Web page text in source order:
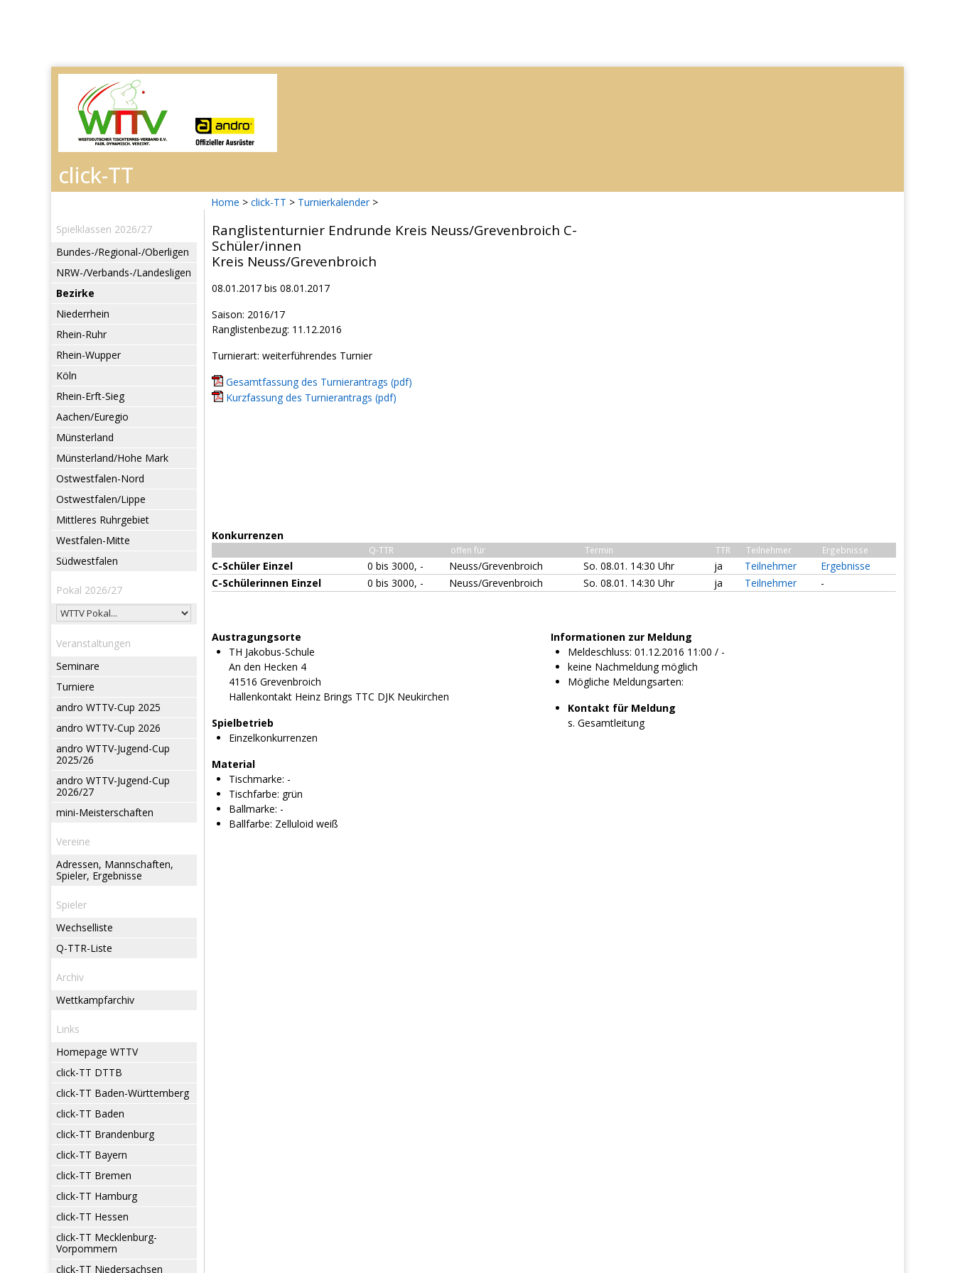
Home > click-TT > Turnierkalender >
Spielklassen 2026/27
Bundes-/Regional-/Oberligen
NRW-/Verbands-/Landesligen
Bezirke
Niederrhein
Rhein-Ruhr
Rhein-Wupper
Köln
Rhein-Erft-Sieg
Aachen/Euregio
Münsterland
Münsterland/Hohe Mark
Ostwestfalen-Nord
Ostwestfalen/Lippe
Mittleres Ruhrgebiet
Westfalen-Mitte
Südwestfalen
Pokal 2026/27
Veranstaltungen
Seminare
Turniere
andro WTTV-Cup 2025
andro WTTV-Cup 2026
andro WTTV-Jugend-Cup
2025/26
andro WTTV-Jugend-Cup
2026/27
mini-Meisterschaften
Vereine
Adressen, Mannschaften,
Spieler, Ergebnisse
Spieler
Wechselliste
Q-TTR-Liste
Archiv
Wettkampfarchiv
Links
Homepage WTTV
click-TT DTTB
click-TT Baden-Württemberg
click-TT Baden
click-TT Brandenburg
click-TT Bayern
click-TT Bremen
click-TT Hamburg
click-TT Hessen
click-TT Mecklenburg-
Vorpommern
click-TT Niedersachsen
Ranglistenturnier Endrunde Kreis Neuss/Grevenbroich C-
Schüler/innen
Kreis Neuss/Grevenbroich
08.01.2017 bis 08.01.2017
Saison: 2016/17
Ranglistenbezug: 11.12.2016
Turnierart: weiterführendes Turnier
Gesamtfassung des Turnierantrags (pdf)
Kurzfassung des Turnierantrags (pdf)
Konkurrenzen
Q-TTR offen für Termin TTR Teilnehmer Ergebnisse
C-Schüler Einzel 0 bis 3000, - Neuss/Grevenbroich So. 08.01. 14:30 Uhr ja Teilnehmer
Ergebnisse
C-Schülerinnen Einzel
0 bis 3000, - Neuss/Grevenbroich So. 08.01. 14:30 Uhr ja Teilnehmer -
Austragungsorte
TH Jakobus-Schule
An den Hecken 4
41516 Grevenbroich
Hallenkontakt Heinz Brings TTC DJK Neukirchen
Spielbetrieb
Einzelkonkurrenzen
Material
Tischmarke: -
Tischfarbe: grün
Ballmarke: -
Ballfarbe: Zelluloid weiß
Informationen zur Meldung
Meldeschluss: 01.12.2016 11:00 / -
keine Nachmeldung möglich
Mögliche Meldungsarten:
Kontakt für Meldung
s. Gesamtleitung